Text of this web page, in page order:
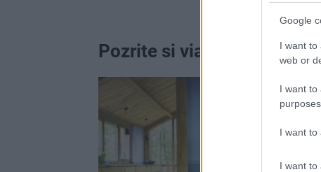
Google
I want to
web or
I want to
purposes.
I want to
I want to
Pozrite si viac